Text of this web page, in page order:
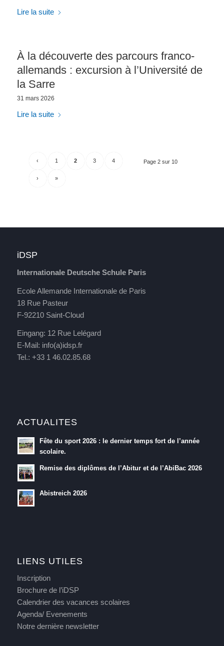
Lire la suite
À la découverte des parcours franco-
allemands : excursion à l’Université de
la Sarre
31 mars 2026
Lire la suite
Page 2 sur 10
‹ 1 2 3 4
› »
iDSP
Internationale Deutsche Schule Paris
Ecole Allemande Internationale de Paris
18 Rue Pasteur
F-92210 Saint-Cloud
Eingang: 12 Rue Lelégard
E-Mail: info(a)idsp.fr
Tel.: +33 1 46.02.85.68
ACTUALITES
Fête du sport 2026 : le dernier temps fort de l’année
scolaire.
Remise des diplômes de l’Abitur et de l’AbiBac 2026
Abistreich 2026
LIENS UTILES
Inscription
Brochure de l’iDSP
Calendrier des vacances scolaires
Agenda/ Evenements
Notre dernière newsletter